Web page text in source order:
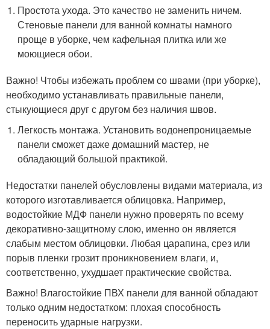
Простота ухода. Это качество не заменить ничем.
Стеновые панели для ванной комнаты намного
проще в уборке, чем кафельная плитка или же
моющиеся обои.
Важно! Чтобы избежать проблем со швами (при уборке),
необходимо устанавливать правильные панели,
стыкующиеся друг с другом без наличия швов.
Легкость монтажа. Установить водонепроницаемые
панели сможет даже домашний мастер, не
обладающий большой практикой.
Недостатки панелей обусловлены видами материала, из
которого изготавливается облицовка. Например,
водостойкие МДФ панели нужно проверять по всему
декоративно-защитному слою, именно он является
слабым местом облицовки. Любая царапина, срез или
порыв пленки грозит проникновением влаги, и,
соответственно, ухудшает практические свойства.
Важно! Влагостойкие ПВХ панели для ванной обладают
только одним недостатком: плохая способность
переносить ударные нагрузки.